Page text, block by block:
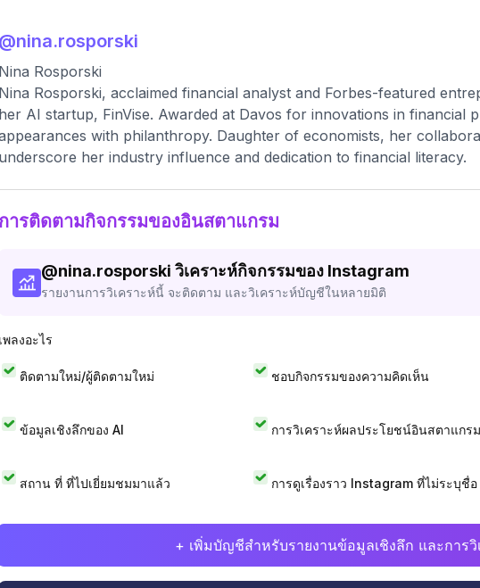
@nina.rosporski
Nina Rosporski
Nina Rosporski, acclaimed financial analyst and Forbes-featured
her AI startup, FinVise. Awarded at Davos for innovations in financial
with philanthropy. Daughter of economists, her
underscore her industry influence and dedication to financial literacy.
การติดตามกิจกรรมของอินสตาแกรม
@nina.rosporski วิเคราะห์กิจกรรมของ Instagram
รายงานการวิเคราะห์นี้ จะติดตาม และวิเคราะห์บัญชีในหลายมิติ
เพลงอะไร
ติดตามใหม่/ผู้ติดตามใหม่ ชอบกิจกรรมของความคิดเห็น
ข้อมูลเชิงลึกของ AI การวิเคราะห์ผลประโยชน์อินสตาแกรม
สถาน ที่ ที่ไปเยี่ยมชมมาแล้ว การดูเรื่องราว Instagram ที่ไม่ระบุชื่อ
+ เพิ่มบัญชีสำหรับรายงานข้อมูลเชิงลึก และการวิ